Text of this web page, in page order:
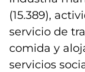
(15.389),
servicio de
comida y
servicios